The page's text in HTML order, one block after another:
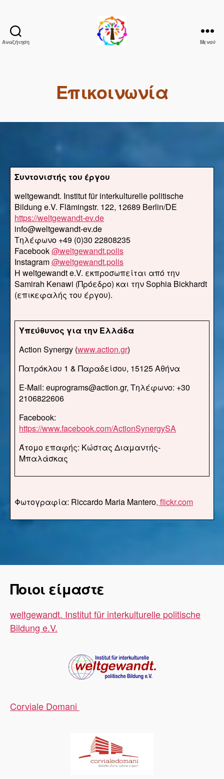
Αναζήτηση Μενού
Επικοινωνία
Συντονιστής του έργου
weltgewandt. Institut für interkulturelle politische
Bildung e.V. Flämingstr. 122, 12689 Berlin/DE
https://weltgewandt-ev.de
info@weltgewandt-ev.de
Τηλέφωνο +49 (0)30 22808235
Facebook@weltgewandt.polis
Instagram@weltgewandt.polis
Η weltgewandt e.V. εκπροσωπείται από την
Samirah Kenawi (Πρόεδρο) και την Sophia Bickhardt
(επικεφαλής του έργου).
Υπεύθυνος για την Ελλάδα
Action Synergy (www.action.gr)
Πατρόκλου 1 & Παραδείσου, 15125 Αθήνα
E-Mail: euprograms@action.gr, Τηλέφωνο: +30
2106822606
Facebook:
https://www.facebook.com/ActionSynergySA
Άτομο επαφής: Κώστας Διαμαντής-
Μπαλάσκας
Φωτογραφία: Riccardo Maria Mantero, flickr.com
Ποιοι είμαστε
weltgewandt. Institut für interkulturelle politische
Bildung e.V.
Corviale Domani